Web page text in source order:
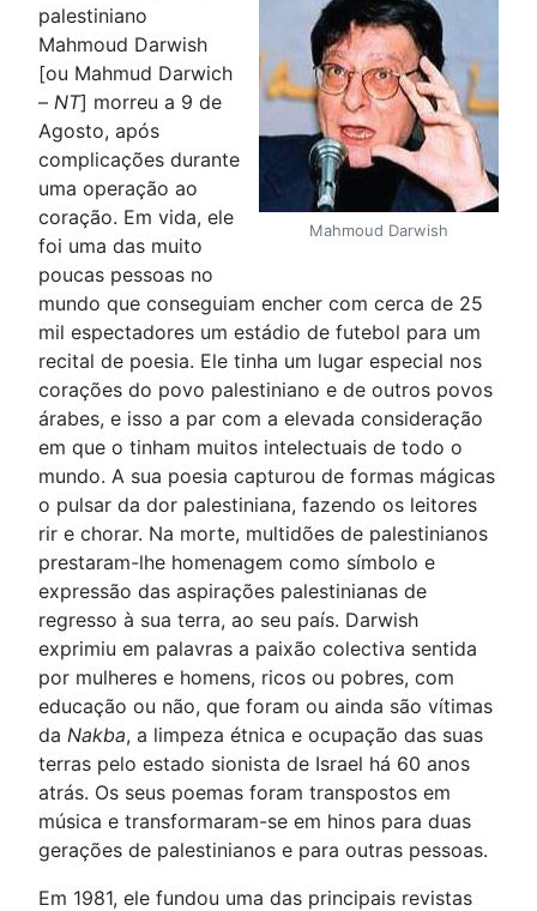
Mahmoud Darwish
palestiniano
Mahmoud Darwish
[ou Mahmud Darwich
– NT] morreu a 9 de
Agosto, após
complicações durante
uma operação ao
coração. Em vida, ele
foi uma das muito
poucas pessoas no
mundo que conseguiam encher com cerca de 25
mil espectadores um estádio de futebol para um
recital de poesia. Ele tinha um lugar especial nos
corações do povo palestiniano e de outros povos
árabes, e isso a par com a elevada consideração
em que o tinham muitos intelectuais de todo o
mundo. A sua poesia capturou de formas mágicas
o pulsar da dor palestiniana, fazendo os leitores
rir e chorar. Na morte, multidões de palestinianos
prestaram-lhe homenagem como símbolo e
expressão das aspirações palestinianas de
regresso à sua terra, ao seu país. Darwish
exprimiu em palavras a paixão colectiva sentida
por mulheres e homens, ricos ou pobres, com
educação ou não, que foram ou ainda são vítimas
da Nakba, a limpeza étnica e ocupação das suas
terras pelo estado sionista de Israel há 60 anos
atrás. Os seus poemas foram transpostos em
música e transformaram-se em hinos para duas
gerações de palestinianos e para outras pessoas.
Em 1981, ele fundou uma das principais revistas